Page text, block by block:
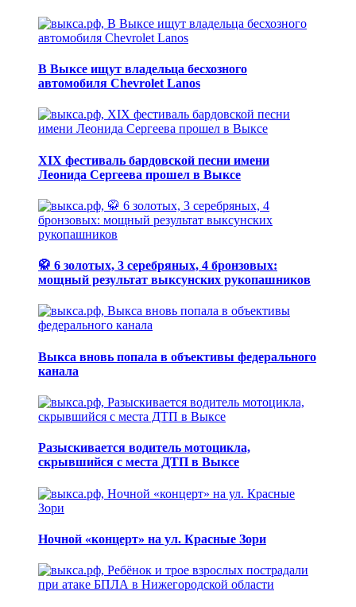
В Выксе ищут владельца бесхозного
автомобиля Chevrolet Lanos
XIX фестиваль бардовской песни имени
Леонида Сергеева прошел в Выксе
🥋 6 золотых, 3 серебряных, 4 бронзовых:
мощный результат выксунских рукопашников
Выкса вновь попала в объективы федерального
канала
Разыскивается водитель мотоцикла,
скрывшийся с места ДТП в Выксе
Ночной «концерт» на ул. Красные Зори